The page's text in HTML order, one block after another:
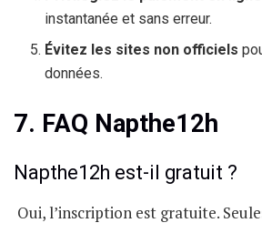
instantanée et sans erreur.
Évitez les sites non officiels
données.
7. FAQ Napthe12h
Napthe12h est-il gratuit ?
Oui, l’inscription est gratuite.